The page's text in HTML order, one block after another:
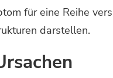
für eine Reihe
darstellen.